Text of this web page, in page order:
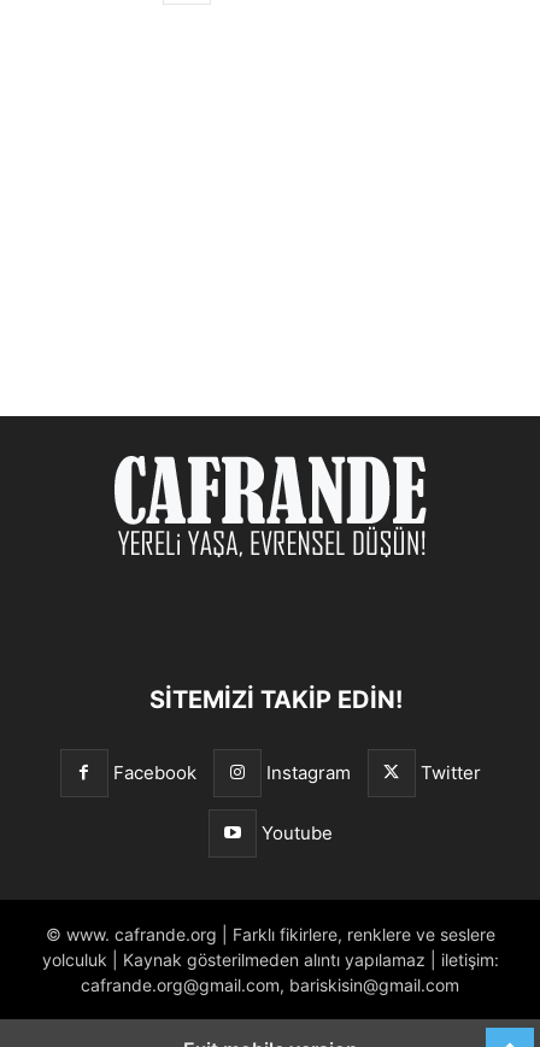
SITEMIZI TAKIP EDIN!
Facebook Instagram Twitter
Youtube
© www. cafrande.org | Farklı fikirlere, renklere ve seslere
yolculuk | Kaynak gösterilmeden alıntı yapılamaz | iletişim:
cafrande.org@gmail.com, bariskisin@gmail.com